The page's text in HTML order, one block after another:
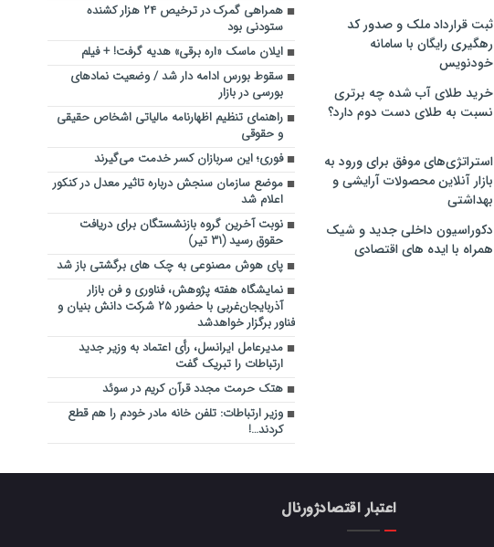
ثبت قرارداد ملک و صدور کد
رهگیری رایگان با سامانه
خودنویس
خرید طلای آب شده چه برتری
نسبت به طلای دست دوم دارد؟
استراتژی‌های موفق برای ورود به
بازار آنلاین محصولات آرایشی و
بهداشتی
دکوراسیون داخلی جدید و شیک
همراه با ایده های اقتصادی
همراهی گمرک در ترخیص ۲۴ هزار کشنده
ستودنی بود
ایلان ماسک «اره برقی» هدیه گرفت! + فیلم
سقوط بورس ادامه دار شد / وضعیت نمادهای
بورسی در بازار
راهنمای تنظیم اظهارنامه مالیاتی اشخاص حقیقی
و حقوقی
فوری؛ این سربازان کسر خدمت می‌گیرند
موضع سازمان سنجش درباره تاثیر معدل در کنکور
اعلام شد
نوبت آخرین گروه بازنشستگان برای دریافت
حقوق رسید (۳۱ تیر)
پای هوش مصنوعی به چک های برگشتی باز شد
نمایشگاه هفته پژوهش، فناوری و فن بازار
آذربایجان‌غربی با حضور ۲۵ شرکت دانش بنیان و
فناور برگزار خواهدشد
مدیرعامل ایرانسل، رأی اعتماد به وزیر جدید
ارتباطات را تبریک گفت
هتک حرمت مجدد قرآن کریم در سوئد
وزیر ارتباطات: تلفن خانه مادر خودم را هم قطع
کردند…!
اعتبار اقتصادژورنال